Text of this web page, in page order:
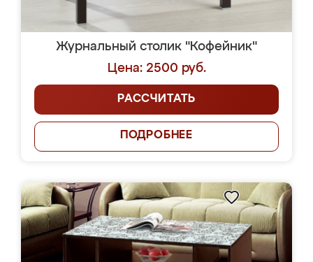
Журнальный столик "Кофейник"
Цена: 2500 руб.
РАССЧИТАТЬ
ПОДРОБНЕЕ